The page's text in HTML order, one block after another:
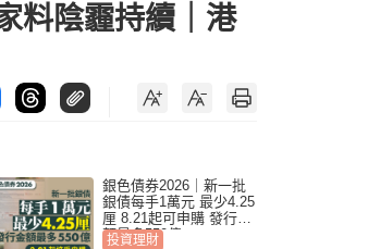
料陰霾持續｜港
銀色債券2026｜新一批
銀債每手1萬元 最少4.25
厘 8.21起可申購 發行金
額最多550億
投資理財